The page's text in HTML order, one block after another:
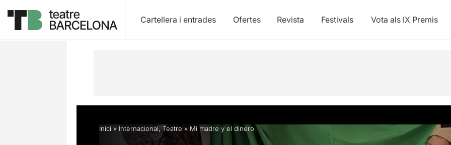
Cartellera i entrades Ofertes Revista Festivals Vota als IX Premis
Descripció Fitxa artística Fotos i vídeos Opinions
Inici » Internacional,Teatre » Mi madre y el dinero